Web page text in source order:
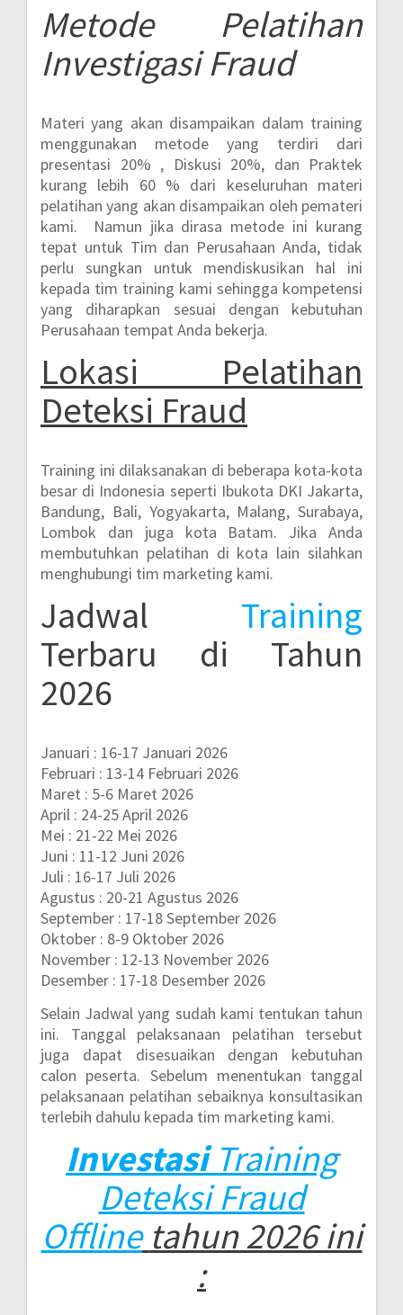
MetodePelatihan
Investigasi Fraud
Materi yang akan disampaikan dalam training
menggunakan metode yang terdiri dari
presentasi 20% , Diskusi 20%, dan Praktek
kurang lebih 60 % dari keseluruhan materi
pelatihan yang akan disampaikan oleh pemateri
kami. Namun jika dirasa metode ini kurang
tepat untuk Tim dan Perusahaan Anda, tidak
perlu sungkan untuk mendiskusikan hal ini
kepada tim training kami sehingga kompetensi
yang diharapkan sesuai dengan kebutuhan
Perusahaan tempat Anda bekerja.
Lokasi Pelatihan
Deteksi Fraud
Training ini dilaksanakan di beberapa kota-kota
besar di Indonesia seperti Ibukota DKI Jakarta,
Bandung, Bali, Yogyakarta, Malang, Surabaya,
Lombok dan juga kota Batam. Jika Anda
membutuhkan pelatihan di kota lain silahkan
menghubungi tim marketing kami.
Jadwal Training
Terbaru di Tahun
2026
Januari : 16-17 Januari 2026
Februari : 13-14 Februari 2026
Maret : 5-6 Maret 2026
April : 24-25 April 2026
Mei : 21-22 Mei 2026
Juni : 11-12 Juni 2026
Juli : 16-17 Juli 2026
Agustus : 20-21 Agustus 2026
September : 17-18 September 2026
Oktober : 8-9 Oktober 2026
November : 12-13 November 2026
Desember : 17-18 Desember 2026
Selain Jadwal yang sudah kami tentukan tahun
ini. Tanggal pelaksanaan pelatihan tersebut
juga dapat disesuaikan dengan kebutuhan
calon peserta. Sebelum menentukan tanggal
pelaksanaan pelatihan sebaiknya konsultasikan
terlebih dahulu kepada tim marketing kami.
Investasi Training
Deteksi Fraud
Offline tahun 2026 ini
: